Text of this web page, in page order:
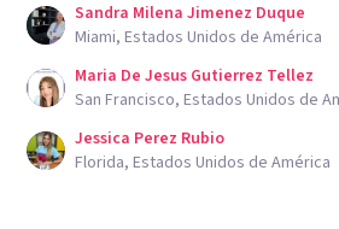
Sandra Milena Jimenez Duque
Miami, Estados Unidos de América
Maria De Jesus Gutierrez Tellez
San Francisco, Estados Unidos de
Jessica Perez Rubio
Florida, Estados Unidos de América